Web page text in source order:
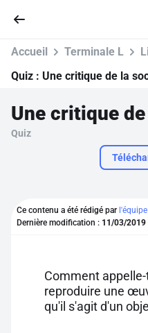
Accueil
Se connecter
Pour profiter de
Accueil Terminale L
Quiz : Une critique de la
Une critique
Quiz
Ce contenu a été rédigé par
Dernière modification : 11/03/2019
Comment
reproduire une
qu'il s'agit d'un